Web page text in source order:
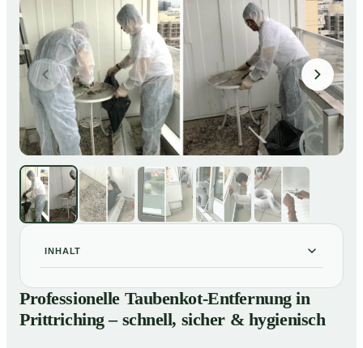
INHALT
01 Professionelle Taubenkot-Entfernung in Prittriching –
schnell, sicher & hygienisch
Warum professionelle Taubenkot-Entfernung in
Professionelle Taubenkot-Entfernung in
Prittriching – schnell, sicher & hygienisch